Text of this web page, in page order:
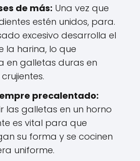
de más: Una vez que
estén unidos, para.
excesivo desarrolla el
la harina, lo que
en galletas duras en
precalentado:
las galletas en un horno
es vital para que
su forma y se cocinen
uniforme.